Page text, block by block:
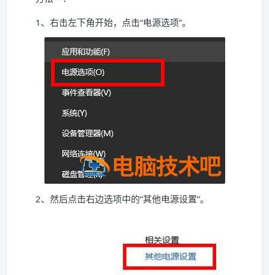
1、右击左下角开始，点击“电源选项”。
2、然后点击右边选项中的“其他电源设置”。